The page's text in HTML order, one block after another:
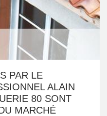
PAR LE
ALAIN
80 SONT
MARCHÉ